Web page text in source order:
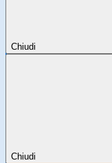
Chiudi
Chiudi